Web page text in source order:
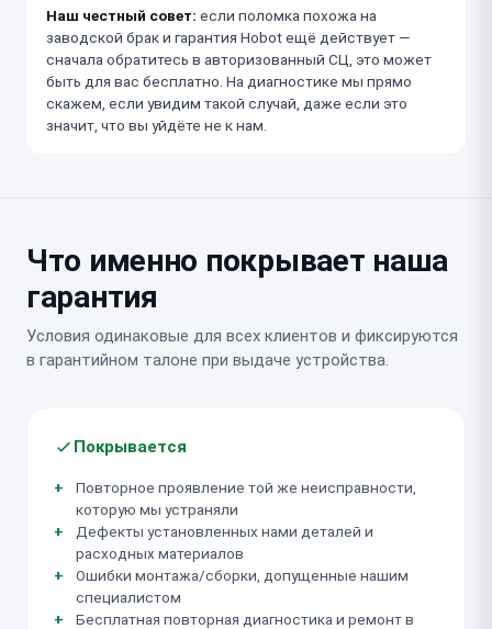
Наш честный совет: если поломка похожа на
заводской брак и гарантия Hobot ещё действует —
сначала обратитесь в авторизованный СЦ, это может
быть для вас бесплатно. На диагностике мы прямо
скажем, если увидим такой случай, даже если это
значит, что вы уйдёте не к нам.
Что именно покрывает наша
гарантия
Условия одинаковые для всех клиентов и фиксируются
в гарантийном талоне при выдаче устройства.
Покрывается
Повторное проявление той же неисправности,
которую мы устраняли
Дефекты установленных нами деталей и
расходных материалов
Ошибки монтажа/сборки, допущенные нашим
специалистом
Бесплатная повторная диагностика и ремонт в